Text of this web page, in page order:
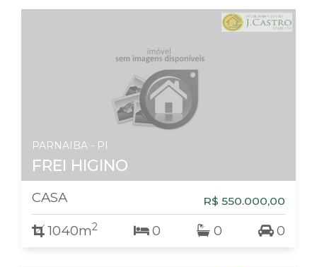
PARNAIBA - PI
FREI HIGINO
CASA R$ 550.000,00
1040m2 0 0 0